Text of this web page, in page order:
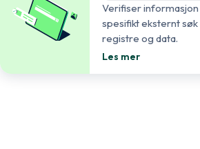
Verifiser
spesifikt eksternt
registre og data.
Les mer